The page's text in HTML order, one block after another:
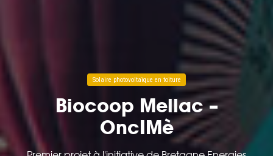
Solaire photovoltaïque en toiture
Biocoop Mellac –
OncIMè